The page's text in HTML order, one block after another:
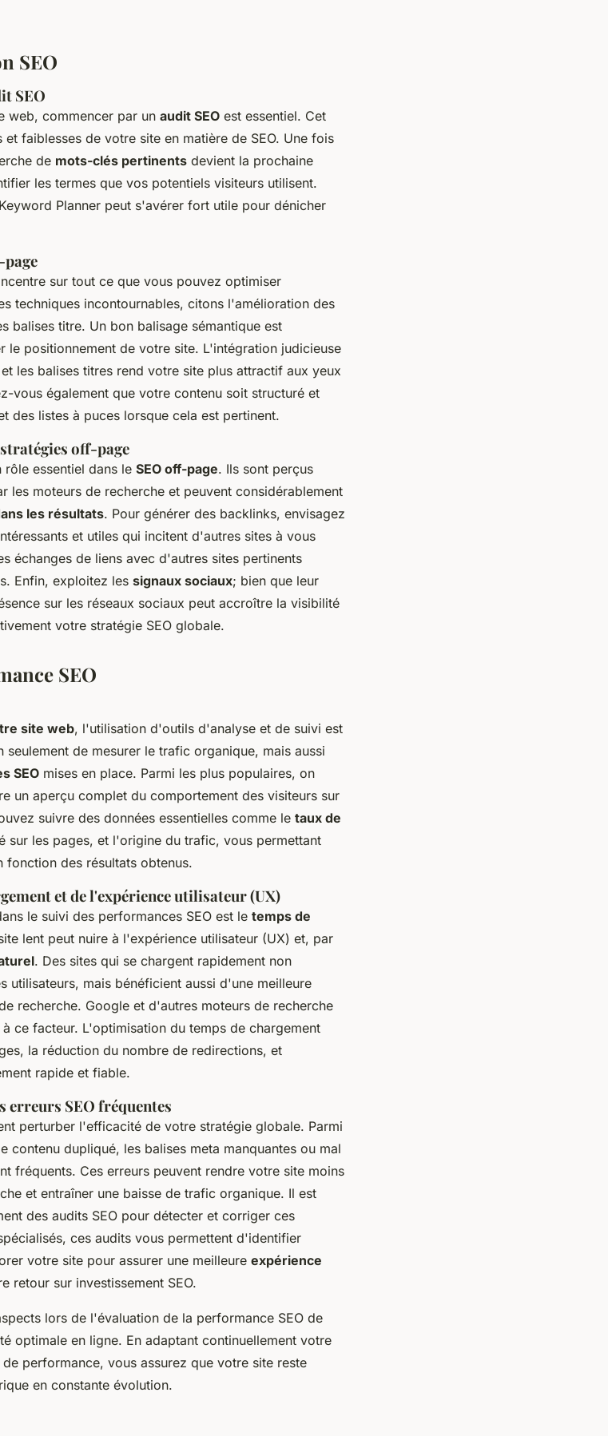
SEO
SEO
web, commencer par un audit SEO est essentiel. Cet
faiblesses de votre site en matière de SEO. Une fois
de mots-clés pertinents devient la prochaine
les termes que vos potentiels visiteurs utilisent.
Planner peut s'avérer fort utile pour dénicher
sur tout ce que vous pouvez optimiser
techniques incontournables, citons l'amélioration des
balises titre. Un bon balisage sémantique est
le positionnement de votre site. L'intégration judicieuse
les balises titres rend votre site plus attractif aux yeux
vous également que votre contenu soit structuré et
des listes à puces lorsque cela est pertinent.
off-page
rôle essentiel dans le SEO off-page. Ils sont perçus
les moteurs de recherche et peuvent considérablement
les résultats. Pour générer des backlinks, envisagez
et utiles qui incitent d'autres sites à vous
échanges de liens avec d'autres sites pertinents
Enfin, exploitez les signaux sociaux; bien que leur
sur les réseaux sociaux peut accroître la visibilité
votre stratégie SEO globale.
SEO
site web, l'utilisation d'outils d'analyse et de suivi est
de mesurer le trafic organique, mais aussi
SEO mises en place. Parmi les plus populaires, on
un aperçu complet du comportement des visiteurs sur
suivre des données essentielles comme le taux de
sur les pages, et l'origine du trafic, vous permettant
des résultats obtenus.
et de l'expérience utilisateur (UX)
le suivi des performances SEO est le temps de
lent peut nuire à l'expérience utilisateur (UX) et, par
. Des sites qui se chargent rapidement non
utilisateurs, mais bénéficient aussi d'une meilleure
recherche. Google et d'autres moteurs de recherche
ce facteur. L'optimisation du temps de chargement
la réduction du nombre de redirections, et
rapide et fiable.
SEO fréquentes
perturber l'efficacité de votre stratégie globale. Parmi
contenu dupliqué, les balises meta manquantes ou mal
fréquents. Ces erreurs peuvent rendre votre site moins
et entraîner une baisse de trafic organique. Il est
des audits SEO pour détecter et corriger ces
ces audits vous permettent d'identifier
votre site pour assurer une meilleure expérience
retour sur investissement SEO.
lors de l'évaluation de la performance SEO de
optimale en ligne. En adaptant continuellement votre
performance, vous assurez que votre site reste
en constante évolution.